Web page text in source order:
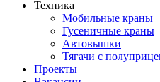
Техника
Мобильные краны
Гусеничные краны
Автовышки
Тягачи с
Проекты